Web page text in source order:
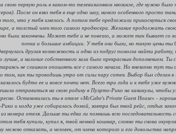
свою первую роль в каком-то телевизионном мюзикле, где нужно
После он взял тебя в еще одно шоу, ничего особенного просто
того, что у тебя имелось. А потом тебе предложили прикоснуться
а толстый член того самого продюсера. Желание продолжать
были закончены. Может тебе и не повезло, а может так бывает со
попка и большие амбиции. У тебя они были, но такую цены ты
другая возможность и одна из подруг помогла найти
лучше, а наличие собственного зала было прекрасным дополнением.
не слишком опошлять все с самого начала. Но внезапно тут
о том, как ты проводишь утро от силы пару сотен. Выбор был сделан
будто ее и вовсе почти нет. Всего три года и к тебе уже
отправиться на свою родину в Пуэрто-Рико на каникулы,
Остановилась ты в отеле «McCabe's Private Guest House» -
и когда уже собиралась домой, завтра был твой рейс, отдых
номера отеля. Дальше ты едва ли помнишь всю последовательность
тебя купили, купил я, твой ночной кошмар, словно ты снова
можно отказать, а человек, от члена которого и его довольства